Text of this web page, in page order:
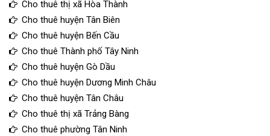
Cho thuê thị xã Hòa Thành
Cho thuê huyện Tân Biên
Cho thuê huyện Bến Cầu
Cho thuê Thành phố Tây Ninh
Cho thuê huyện Gò Dầu
Cho thuê huyện Dương Minh Châu
Cho thuê huyện Tân Châu
Cho thuê thị xã Trảng Bàng
Cho thuê phường Tân Ninh